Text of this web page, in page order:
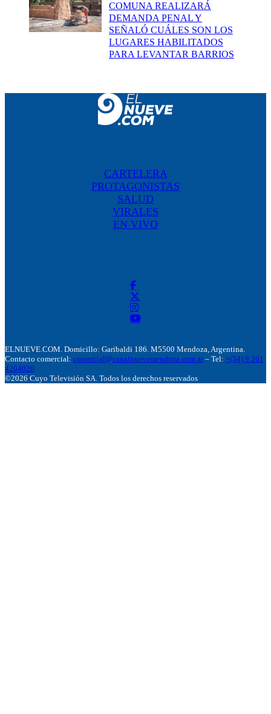
COMUNA REALIZARÁ
DEMANDA PENAL Y
SEÑALÓ CUÁLES SON LOS
LUGARES HABILITADOS
PARA LEVANTAR BARRIOS
CARTELERA
PROTAGONISTAS
SALUD
VIRALES
EN VIVO
ELNUEVE.COM. Domicillo: Garibaldi 186. M5500 Mendoza, Argentina.
Contacto comercial: comercial@canalnuevemendoza.com.ar – Tel: +(54) 9 261
4204020
©2026 Cuyo Televisión SA. Todos los derechos reservados